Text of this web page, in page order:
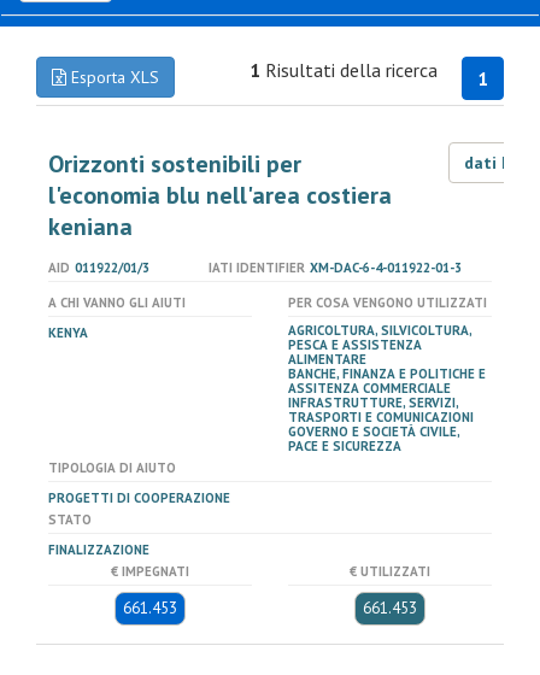
Esporta XLS 1
1 Risultati della ricerca
Orizzonti sostenibili per
l'economia blu nell'area costiera
keniana
dati LOD
AID 011922/01/3 IATI IDENTIFIER XM-DAC-6-4-011922-01-3
A CHI VANNO GLI AIUTI
KENYA
PER COSA VENGONO UTILIZZATI
AGRICOLTURA, SILVICOLTURA,
PESCA E ASSISTENZA
ALIMENTARE
BANCHE, FINANZA E POLITICHE E
ASSITENZA COMMERCIALE
INFRASTRUTTURE, SERVIZI,
TRASPORTI E COMUNICAZIONI
GOVERNO E SOCIETÀ CIVILE,
PACE E SICUREZZA
TIPOLOGIA DI AIUTO
PROGETTI DI COOPERAZIONE
STATO
FINALIZZAZIONE
€ IMPEGNATI
661.453
€ UTILIZZATI
661.453